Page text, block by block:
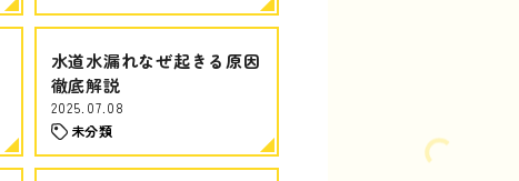
水道水漏れなぜ起きる原因
徹底解説
2025.07.08
未分類